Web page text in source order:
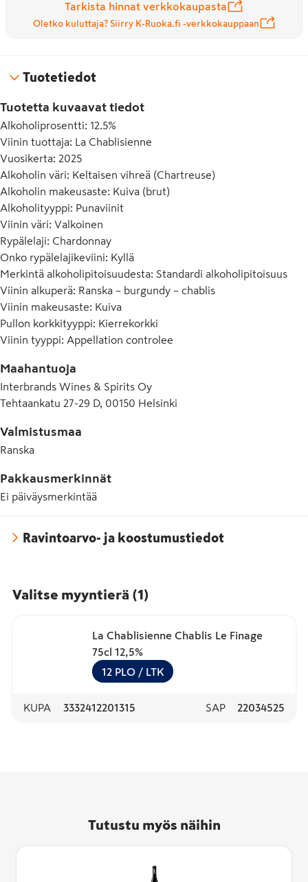
Tarkista hinnat verkkokaupasta
Oletko kuluttaja? Siirry K-Ruoka.fi -verkkokauppaan
Tuotetiedot
Tuotetta kuvaavat tiedot
Alkoholiprosentti: 12.5%
Viinin tuottaja: La Chablisienne
Vuosikerta: 2025
Alkoholin väri: Keltaisen vihreä (Chartreuse)
Alkoholin makeusaste: Kuiva (brut)
Alkoholityyppi: Punaviinit
Viinin väri: Valkoinen
Rypälelaji: Chardonnay
Onko rypälelajikeviini: Kyllä
Merkintä alkoholipitoisuudesta: Standardi alkoholipitoisuus
Viinin alkuperä: Ranska – burgundy – chablis
Viinin makeusaste: Kuiva
Pullon korkkityyppi: Kierrekorkki
Viinin tyyppi: Appellation controlee
Maahantuoja
Interbrands Wines & Spirits Oy
Tehtaankatu 27-29 D, 00150 Helsinki
Valmistusmaa
Ranska
Pakkausmerkinnät
Ei päiväysmerkintää
Ravintoarvo- ja koostumustiedot
Valitse myyntierä (1 )
La Chablisienne Chablis Le Finage
75cl 12,5%
12 PLO / LTK
KUPA 3332412201315 SAP 22034525
Tutustu myös näihin